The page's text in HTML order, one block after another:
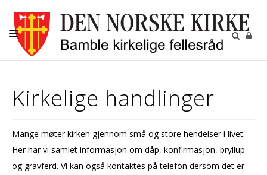
MENIGHETENE
VOKSNE
DIAKONI
Kirkelige handlinger
Mange møter kirken gjennom små og store hendelser i livet.
Her har vi samlet informasjon om dåp, konfirmasjon, bryllup
og gravferd. Vi kan også kontaktes på telefon dersom det er